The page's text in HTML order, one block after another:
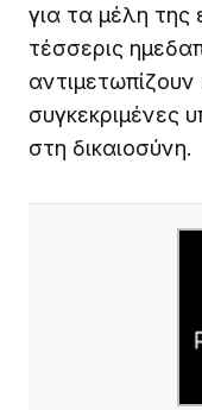
για τα μέλη της
τέσσερις
αντιμετωπίζουν
συγκεκριμένες
στη δικαιοσύνη.